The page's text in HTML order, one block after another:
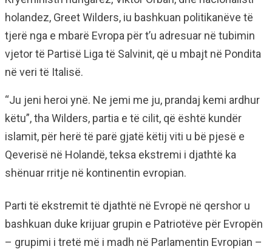
holandez, Greet Wilders, iu bashkuan politikanëve të
tjerë nga e mbarë Evropa për t’u adresuar në tubimin
vjetor të Partisë Liga të Salvinit, që u mbajt në Pondita
në veri të Italisë.
“Ju jeni heroi ynë. Ne jemi me ju, prandaj kemi ardhur
këtu”, tha Wilders, partia e të cilit, që është kundër
islamit, për herë të parë gjatë këtij viti u bë pjesë e
Qeverisë në Holandë, teksa ekstremi i djathtë ka
shënuar rritje në kontinentin evropian.
Parti të ekstremit të djathtë në Evropë në qershor u
bashkuan duke krijuar grupin e Patriotëve për Evropën
– grupimi i tretë më i madh në Parlamentin Evropian –